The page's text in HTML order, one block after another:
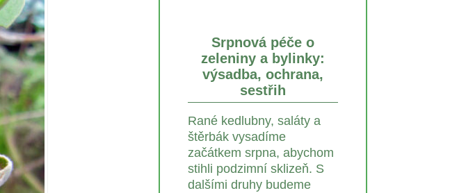
Srpnová péče o
zeleniny a bylinky:
výsadba, ochrana,
sestřih
Rané kedlubny, saláty a
štěrbák vysadíme
začátkem srpna, abychom
stihli podzimní sklizeň. S
dalšími druhy budeme